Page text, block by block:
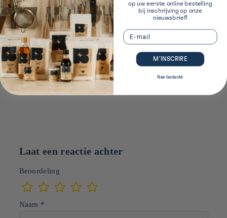
Mix van zwarte en rode
miso Awase miso ⋅
Maruya Hatcho Miso ⋅
450g
Yamabuki Miso ⋅ 500g
Laat een reactie achter
Beoordeling
Naam *
op uw eerste online bestelling
bij inschrijving op onze
nieuwsbrief!
Email
M’INSCRIRE
Nee bedankt